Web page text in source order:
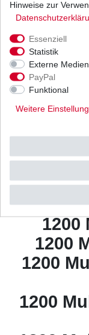
1198
1198
1198
1198
1200
1200
1200
1200
1200
Hinweise zur
Essenziell
Statistik
Externe Medien
PayPal
Funktional
Weitere